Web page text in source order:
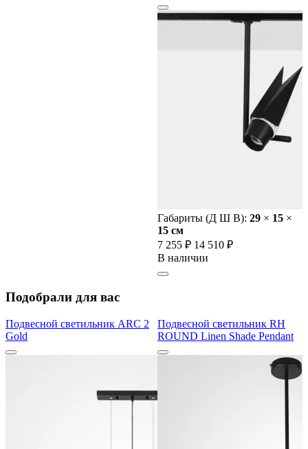
Габариты (Д Ш В): 29 × 15 ×
15 cм
7 255 ₽ 14 510 ₽
В наличии
Подобрали для вас
Подвесной светильник ARC 2
Gold
Подвесной светильник RH
ROUND Linen Shade Pendant